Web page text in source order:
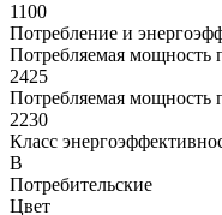
1100
Потребление и
Потребляемая мощность
2425
Потребляемая мощность
2230
Класс
B
Потребительские
Цвет